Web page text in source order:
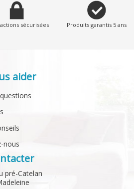
sécurisées Produits garantis 5 ans
aider
nous
pré-Catelan